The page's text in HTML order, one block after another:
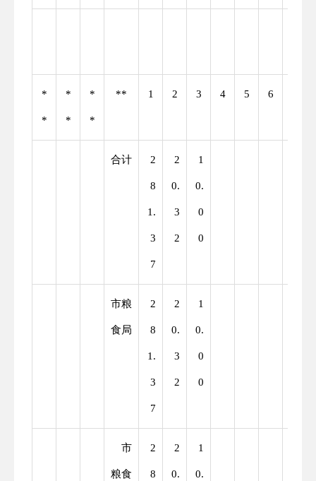
*
*
*
*
*
*
** 1 2 3 4 5 6
合计 2
8
1.
3
7
2
0.
3
2
1
0.
0
0
市粮
食局
2
8
1.
3
7
2
0.
3
2
1
0.
0
0
市
粮食
2
8
2
0.
1
0.